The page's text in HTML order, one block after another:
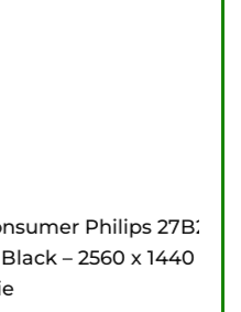
27B2U3601/00
x 1440 pixeli – 3